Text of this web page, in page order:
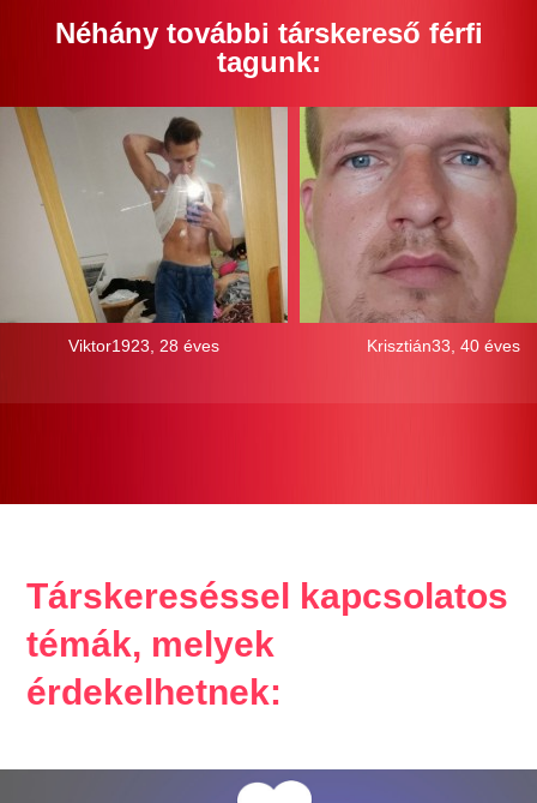
Néhány további társkereső férfi
tagunk:
Viktor1923, 28 éves Krisztián33, 40 éves
Társkereséssel kapcsolatos
témák, melyek
érdekelhetnek: